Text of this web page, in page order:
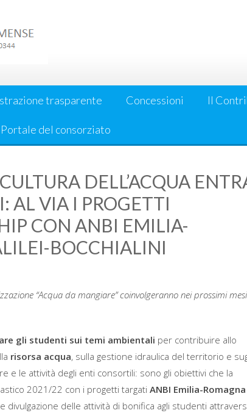
trasparente Concessioni Il
del consorziato
DELL’ACQUA
AL VIA I PROGETTI
CON ANBI EMILIA-
BOCCHIALINI
“Acqua da mangiare” coinvolgeranno nei prossimi mesi
gli studenti sui temi ambientali per contribuire allo
risorsa acqua, sulla gestione idraulica del territorio e
e le attività degli enti consortili: sono gli obiettivi che la
2021/22 con i progetti targati ANBI Emilia-Romagna
delle attività di bonifica agli studenti